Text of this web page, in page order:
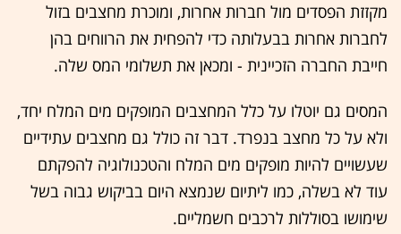
מקזזת הפסדים מול חברות אחרות, ומוכרת מחצבים בזול
לחברות אחרות בבעלותה כדי להפחית את הרווחים בהן
חייבת החברה הזכיינית - ומכאן את תשלומי המס שלה.
המסים גם יוטלו על כלל המחצבים המופקים מים המלח יחד,
ולא על כל מחצב בנפרד. דבר זה כולל גם מחצבים עתידיים
שעשויים להיות מופקים מים המלח והטכנולוגיה להפקתם
עוד לא בשלה, כמו ליתיום שנמצא היום בביקוש גבוה בשל
שימושו בסוללות לרכבים חשמליים.